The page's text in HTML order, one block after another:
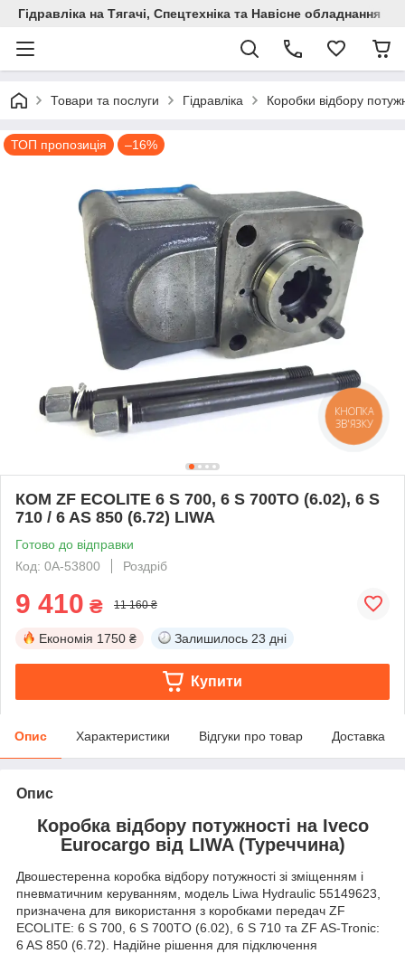
Гідравліка на Тягачі, Спецтехніка та Навісне обладнання
Товари та послуги Гідравліка Коробки відбору
ТОП пропозиція –16%
КОМ ZF ECOLITE 6 S 700, 6 S 700TO (6.02), 6 S
710 / 6 AS 850 (6.72) LIWA
Готово до відправки
Код: 0А-53800
Роздріб
9 410 ₴ 11 160 ₴
Економія 1750 ₴ Залишилось 23 дні
Купити
Опис Характеристики Відгуки про товар Доставка
Опис
Коробка відбору потужності на Iveco
Eurocargo від LIWA (Туреччина)
Двошестеренна коробка відбору потужності зі зміщенням і
пневматичним керуванням, модель Liwa Hydraulic 55149623,
призначена для використання з коробками передач ZF
ECOLITE: 6 S 700, 6 S 700TO (6.02), 6 S 710 та ZF AS-Tronic:
6 AS 850 (6.72). Надійне рішення для підключення
КНОПКА
ЗВ'ЯЗКУ